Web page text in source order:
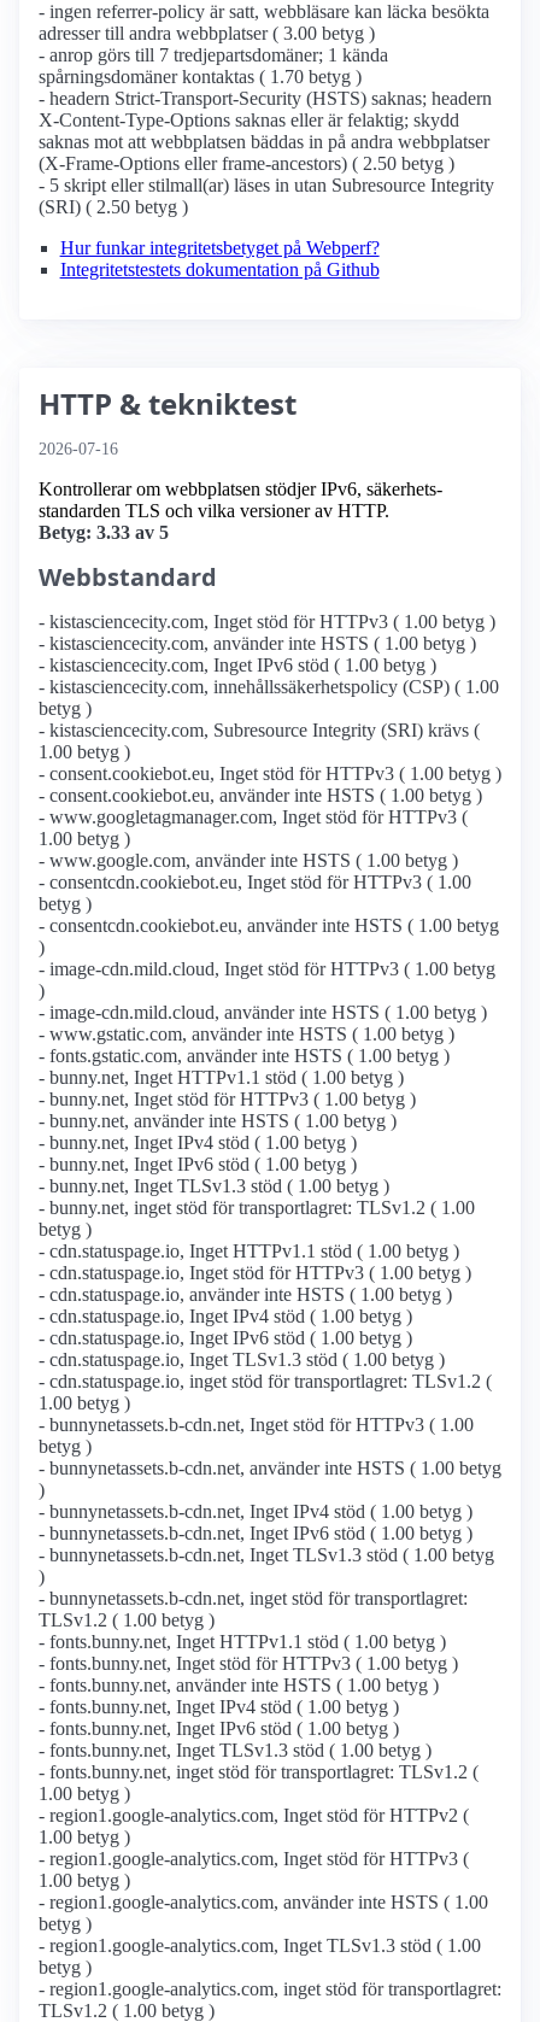
- ingen referrer-policy är satt, webbläsare kan läcka besökta
adresser till andra webbplatser ( 3.00 betyg )
- anrop görs till 7 tredjepartsdomäner; 1 kända
spårningsdomäner kontaktas ( 1.70 betyg )
- headern Strict-Transport-Security (HSTS) saknas; headern
X-Content-Type-Options saknas eller är felaktig; skydd
saknas mot att webbplatsen bäddas in på andra webbplatser
(X-Frame-Options eller frame-ancestors) ( 2.50 betyg )
- 5 skript eller stilmall(ar) läses in utan Subresource Integrity
(SRI) ( 2.50 betyg )
Hur funkar integritetsbetyget på Webperf?
Integritetstestets dokumentation på Github
HTTP & tekniktest
2026-07-16
Kontrollerar om webbplatsen stödjer IPv6, säkerhets­
standarden TLS och vilka versioner av HTTP.
Betyg: 3.33 av 5
Webbstandard
- kistasciencecity.com, Inget stöd för HTTPv3 ( 1.00 betyg )
- kistasciencecity.com, använder inte HSTS ( 1.00 betyg )
- kistasciencecity.com, Inget IPv6 stöd ( 1.00 betyg )
- kistasciencecity.com, innehållssäkerhetspolicy (CSP) ( 1.00
betyg )
- kistasciencecity.com, Subresource Integrity (SRI) krävs (
1.00 betyg )
- consent.cookiebot.eu, Inget stöd för HTTPv3 ( 1.00 betyg )
- consent.cookiebot.eu, använder inte HSTS ( 1.00 betyg )
- www.googletagmanager.com, Inget stöd för HTTPv3 (
1.00 betyg )
- www.google.com, använder inte HSTS ( 1.00 betyg )
- consentcdn.cookiebot.eu, Inget stöd för HTTPv3 ( 1.00
betyg )
- consentcdn.cookiebot.eu, använder inte HSTS ( 1.00 betyg
)
- image-cdn.mild.cloud, Inget stöd för HTTPv3 ( 1.00 betyg
)
- image-cdn.mild.cloud, använder inte HSTS ( 1.00 betyg )
- www.gstatic.com, använder inte HSTS ( 1.00 betyg )
- fonts.gstatic.com, använder inte HSTS ( 1.00 betyg )
- bunny.net, Inget HTTPv1.1 stöd ( 1.00 betyg )
- bunny.net, Inget stöd för HTTPv3 ( 1.00 betyg )
- bunny.net, använder inte HSTS ( 1.00 betyg )
- bunny.net, Inget IPv4 stöd ( 1.00 betyg )
- bunny.net, Inget IPv6 stöd ( 1.00 betyg )
- bunny.net, Inget TLSv1.3 stöd ( 1.00 betyg )
- bunny.net, inget stöd för transportlagret: TLSv1.2 ( 1.00
betyg )
- cdn.statuspage.io, Inget HTTPv1.1 stöd ( 1.00 betyg )
- cdn.statuspage.io, Inget stöd för HTTPv3 ( 1.00 betyg )
- cdn.statuspage.io, använder inte HSTS ( 1.00 betyg )
- cdn.statuspage.io, Inget IPv4 stöd ( 1.00 betyg )
- cdn.statuspage.io, Inget IPv6 stöd ( 1.00 betyg )
- cdn.statuspage.io, Inget TLSv1.3 stöd ( 1.00 betyg )
- cdn.statuspage.io, inget stöd för transportlagret: TLSv1.2 (
1.00 betyg )
- bunnynetassets.b-cdn.net, Inget stöd för HTTPv3 ( 1.00
betyg )
- bunnynetassets.b-cdn.net, använder inte HSTS ( 1.00 betyg
)
- bunnynetassets.b-cdn.net, Inget IPv4 stöd ( 1.00 betyg )
- bunnynetassets.b-cdn.net, Inget IPv6 stöd ( 1.00 betyg )
- bunnynetassets.b-cdn.net, Inget TLSv1.3 stöd ( 1.00 betyg
)
- bunnynetassets.b-cdn.net, inget stöd för transportlagret:
TLSv1.2 ( 1.00 betyg )
- fonts.bunny.net, Inget HTTPv1.1 stöd ( 1.00 betyg )
- fonts.bunny.net, Inget stöd för HTTPv3 ( 1.00 betyg )
- fonts.bunny.net, använder inte HSTS ( 1.00 betyg )
- fonts.bunny.net, Inget IPv4 stöd ( 1.00 betyg )
- fonts.bunny.net, Inget IPv6 stöd ( 1.00 betyg )
- fonts.bunny.net, Inget TLSv1.3 stöd ( 1.00 betyg )
- fonts.bunny.net, inget stöd för transportlagret: TLSv1.2 (
1.00 betyg )
- region1.google-analytics.com, Inget stöd för HTTPv2 (
1.00 betyg )
- region1.google-analytics.com, Inget stöd för HTTPv3 (
1.00 betyg )
- region1.google-analytics.com, använder inte HSTS ( 1.00
betyg )
- region1.google-analytics.com, Inget TLSv1.3 stöd ( 1.00
betyg )
- region1.google-analytics.com, inget stöd för transportlagret:
TLSv1.2 ( 1.00 betyg )